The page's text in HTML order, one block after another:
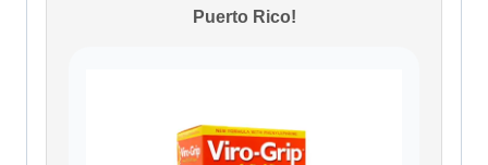
Puerto Rico!